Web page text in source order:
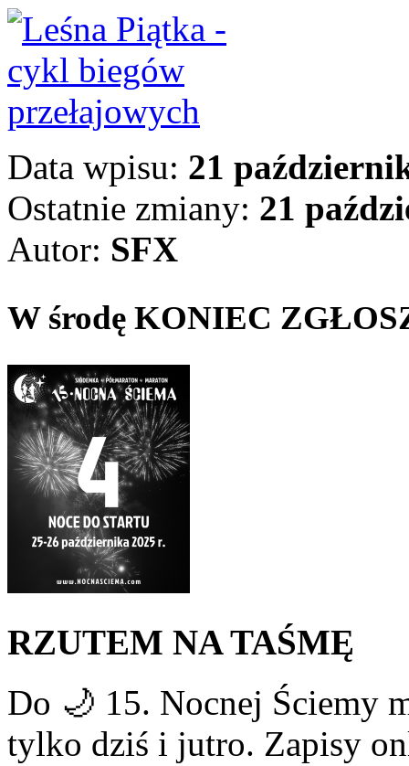
Data wpisu: 21
Ostatnie zmiany: 21
Autor: SFX
W środę KONIEC
RZUTEM NA TAŚMĘ
Do 🌙 15. Nocnej Ściemy
tylko dziś i jutro. Zapisy